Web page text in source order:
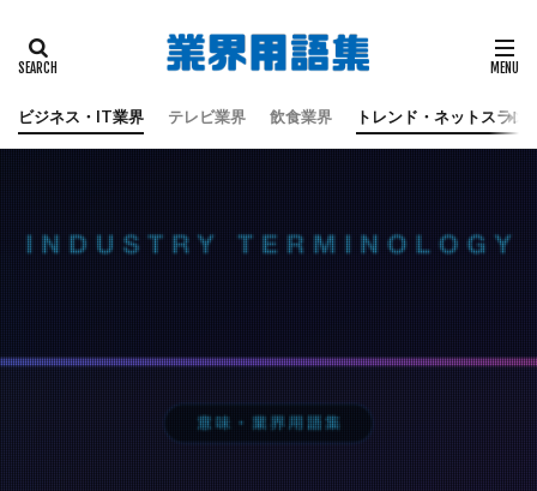
ビジネス・IT業界 テレビ業界 飲食業界 トレンド・ネットスラン
地震 天童よしみ
江戸時代
黒田六彦